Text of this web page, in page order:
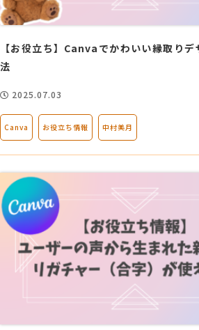
【お役立ち】Canvaでかわいい縁取り
法
2025.07.03
Canva お役立ち情報 中村美月